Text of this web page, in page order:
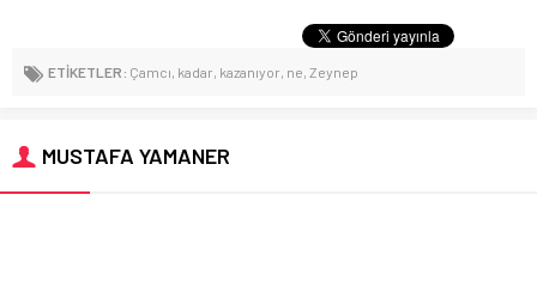
ETİKETLER: Çamcı, kadar, kazanıyor, ne, Zeynep
MUSTAFA YAMANER